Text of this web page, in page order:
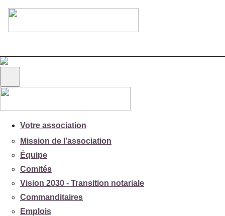
Votre association
Mission de l'association
Équipe
Comités
Vision 2030 - Transition notariale
Commanditaires
Emplois